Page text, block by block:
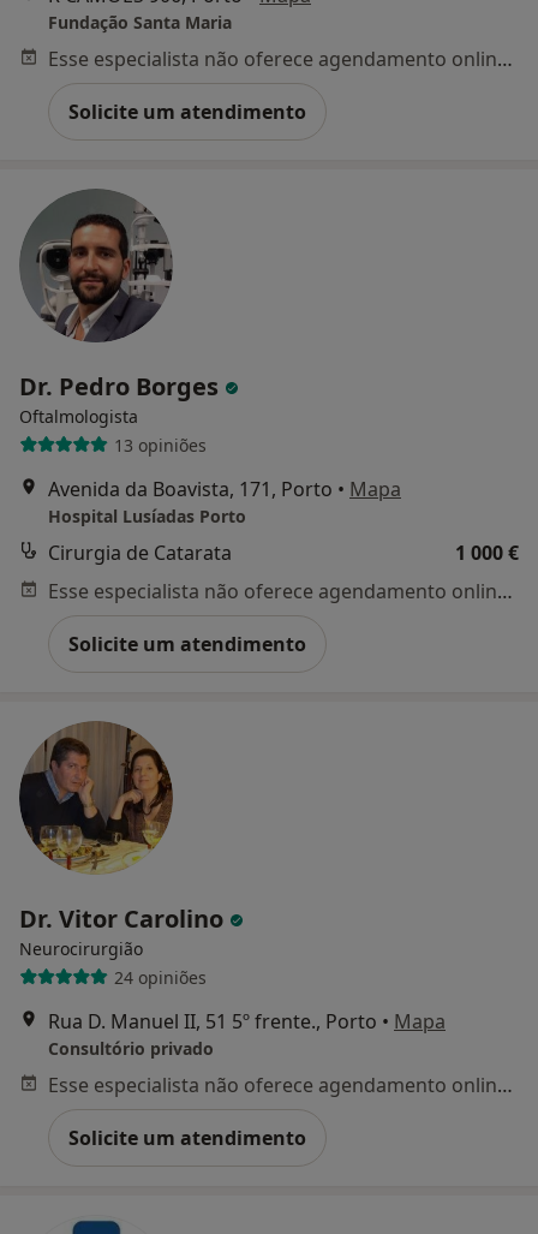
Fundação Santa Maria
Esse especialista não oferece agendamento online para esse endereço.
Solicite um atendimento
Dr. Pedro Borges
Oftalmologista
13 opiniões
Avenida da Boavista, 171, Porto • Mapa
Hospital Lusíadas Porto
Cirurgia de Catarata
1 000 €
Esse especialista não oferece agendamento online para esse endereço.
Solicite um atendimento
Dr. Vitor Carolino
Neurocirurgião
24 opiniões
Rua D. Manuel II, 51 5º frente., Porto • Mapa
Consultório privado
Esse especialista não oferece agendamento online para esse endereço.
Solicite um atendimento